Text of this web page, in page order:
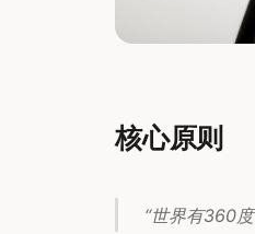
核心原则
“世界有360